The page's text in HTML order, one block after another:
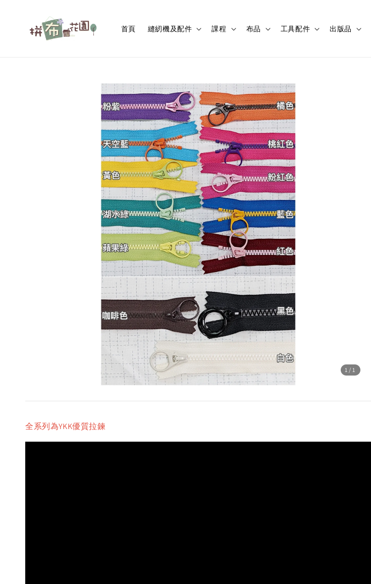
首頁 縫紉機及配件 課程 布品 工具配件 出版品
1 /1
全系列為YKK優質拉鍊